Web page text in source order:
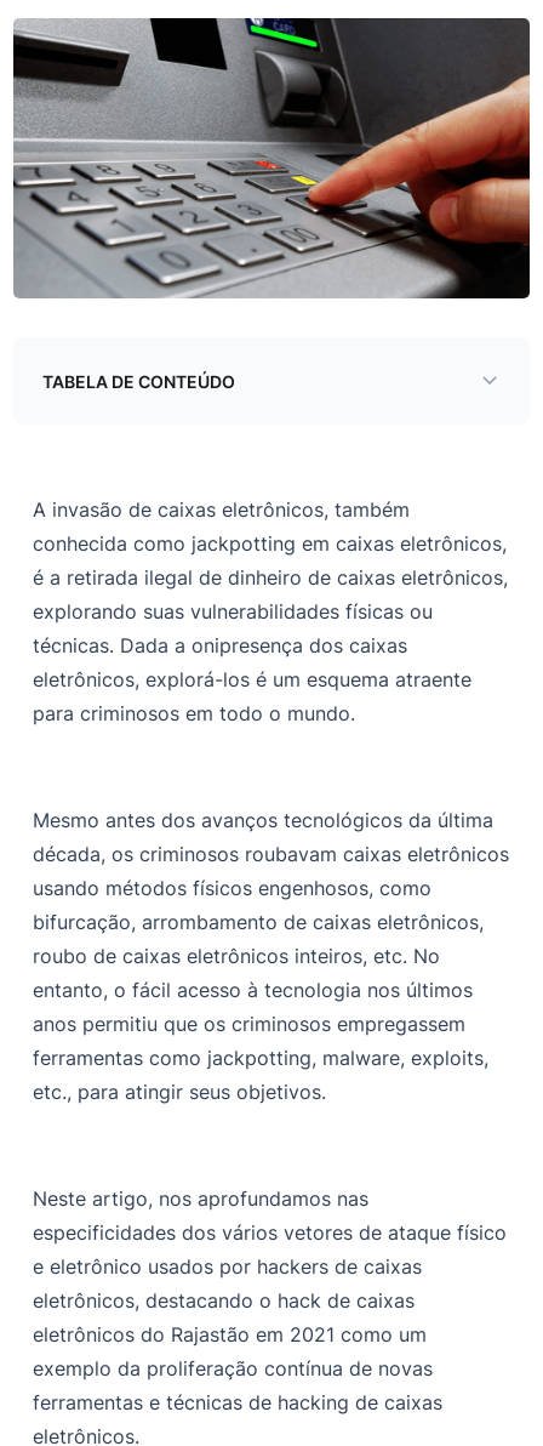
TABELA DE CONTEÚDO
Métodos técnicos para jackpotting em caixas
eletrônicos
Investigação do hack de caixas eletrônicos no Rajastão
em 2021
Sobre os hackers
O vetor de ataque
Medidas de mitigação
A invasão de caixas eletrônicos, também
conhecida como jackpotting em caixas eletrônicos,
é a retirada ilegal de dinheiro de caixas eletrônicos,
explorando suas vulnerabilidades físicas ou
técnicas. Dada a onipresença dos caixas
eletrônicos, explorá-los é um esquema atraente
para criminosos em todo o mundo.
Mesmo antes dos avanços tecnológicos da última
década, os criminosos roubavam caixas eletrônicos
usando métodos físicos engenhosos, como
bifurcação, arrombamento de caixas eletrônicos,
roubo de caixas eletrônicos inteiros, etc. No
entanto, o fácil acesso à tecnologia nos últimos
anos permitiu que os criminosos empregassem
ferramentas como jackpotting, malware, exploits,
etc., para atingir seus objetivos.
Neste artigo, nos aprofundamos nas
especificidades dos vários vetores de ataque físico
e eletrônico usados por hackers de caixas
eletrônicos, destacando o hack de caixas
eletrônicos do Rajastão em 2021 como um
exemplo da proliferação contínua de novas
ferramentas e técnicas de hacking de caixas
eletrônicos.